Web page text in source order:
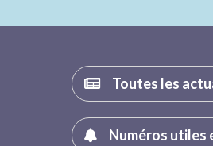
Toutes les
Numéros utiles